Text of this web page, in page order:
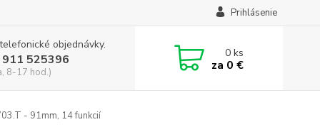
Prihlásenie
objednávky.
525396
8-17 hod.)
0ks
za 0 €
- 91mm, 14 funkcií